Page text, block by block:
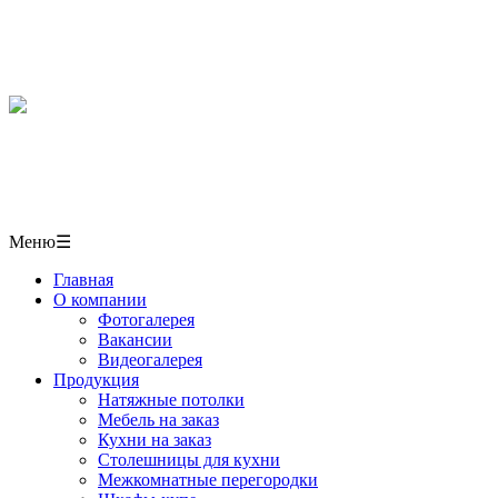
Меню☰
Главная
О компании
Фотогалерея
Вакансии
Видеогалерея
Продукция
Натяжные потолки
Мебель на заказ
Кухни на заказ
Столешницы для кухни
Межкомнатные перегородки